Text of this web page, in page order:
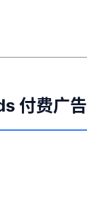
付费广告